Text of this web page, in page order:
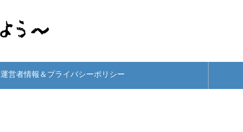
運営者情報＆プライバシーポリシー